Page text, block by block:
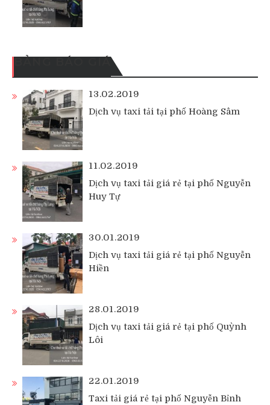
BẢNG BÁO GIÁ
13.02.2019
Dịch vụ taxi tải tại phố Hoàng Sâm
11.02.2019
Dịch vụ taxi tải giá rẻ tại phố Nguyễn
Huy Tự
30.01.2019
Dịch vụ taxi tải giá rẻ tại phố Nguyễn
Hiền
28.01.2019
Dịch vụ taxi tải giá rẻ tại phố Quỳnh
Lôi
22.01.2019
Taxi tải giá rẻ tại phố Nguyễn Bỉnh